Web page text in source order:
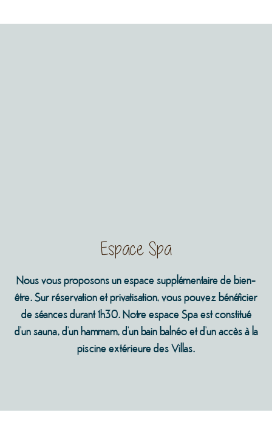
Espace Spa
Nous vous proposons un espace supplémentaire de bien-
être. Sur réservation et privatisation, vous pouvez bénéficier
de séances durant 1h30. Notre espace Spa est constitué
d’un sauna, d’un hammam, d’un bain balnéo et d’un accès à la
piscine extérieure des Villas.